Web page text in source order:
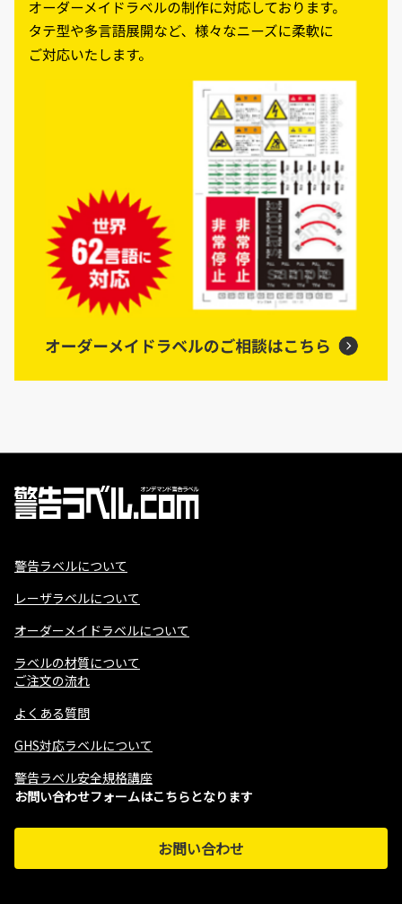
警告ラベルについて
レーザラベルについて
オーダーメイドラベルについて
ラベルの材質について
ご注文の流れ
よくある質問
GHS対応ラベルについて
警告ラベル安全規格講座
お問い合わせフォームはこちらとなります
お問い合わせ